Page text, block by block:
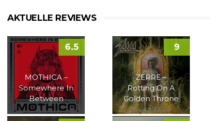
AKTUELLE REVIEWS
MOTHICA –
Somewhere In
Between
6.5
ZERRE –
Rotting On A
Golden Throne
9